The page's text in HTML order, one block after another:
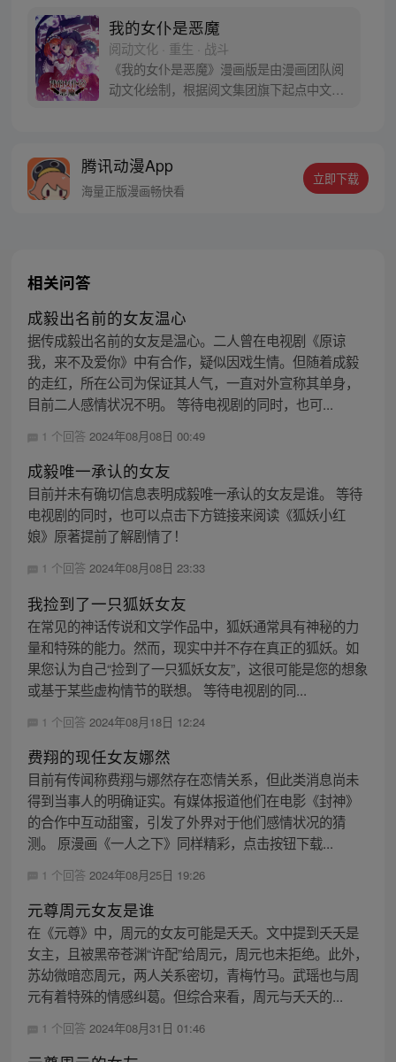
我的女仆是恶魔
阅动文化 · 重生 · 战斗
《我的女仆是恶魔》漫画版是由漫画团队阅
动文化绘制，根据阅文集团旗下起点中文网
牵绊，平平无奇的白晓树，携手激萌萝莉，
开启了注定不凡的魔法之路。
腾讯动漫App
海量正版漫画畅快看
立即下载
相关问答
成毅出名前的女友温心
据传成毅出名前的女友是温心。二人曾在电视剧《原谅
我，来不及爱你》中有合作，疑似因戏生情。但随着成毅
的走红，所在公司为保证其人气，一直对外宣称其单身，
目前二人感情状况不明。 等待电视剧的同时，也可...
1 个回答 2024年08月08日 00:49
成毅唯一承认的女友
目前并未有确切信息表明成毅唯一承认的女友是谁。 等待
电视剧的同时，也可以点击下方链接来阅读《狐妖小红
娘》原著提前了解剧情了！
1 个回答 2024年08月08日 23:33
我捡到了一只狐妖女友
在常见的神话传说和文学作品中，狐妖通常具有神秘的力
量和特殊的能力。然而，现实中并不存在真正的狐妖。如
果您认为自己“捡到了一只狐妖女友”，这很可能是您的想象
或基于某些虚构情节的联想。 等待电视剧的同...
1 个回答 2024年08月18日 12:24
费翔的现任女友娜然
目前有传闻称费翔与娜然存在恋情关系，但此类消息尚未
得到当事人的明确证实。有媒体报道他们在电影《封神》
的合作中互动甜蜜，引发了外界对于他们感情状况的猜
测。 原漫画《一人之下》同样精彩，点击按钮下载...
1 个回答 2024年08月25日 19:26
元尊周元女友是谁
在《元尊》中，周元的女友可能是夭夭。文中提到夭夭是
女主，且被黑帝苍渊“许配”给周元，周元也未拒绝。此外，
苏幼微暗恋周元，两人关系密切，青梅竹马。武瑶也与周
元有着特殊的情感纠葛。但综合来看，周元与夭夭的...
1 个回答 2024年08月31日 01:46